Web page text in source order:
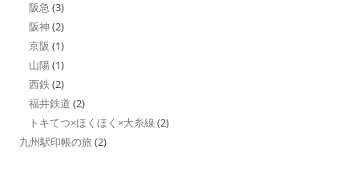
阪急 (3)
阪神 (2)
京阪 (1)
山陽 (1)
西鉄 (2)
福井鉄道 (2)
トキてつ×ほくほく×大糸線 (2)
九州駅印帳の旅 (2)